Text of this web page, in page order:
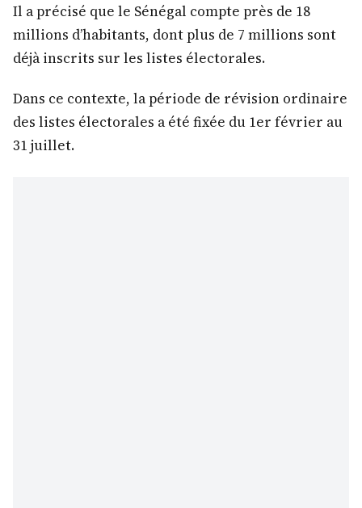
Il a précisé que le Sénégal compte près de 18
millions d’habitants, dont plus de 7 millions sont
déjà inscrits sur les listes électorales.
Dans ce contexte, la période de révision ordinaire
des listes électorales a été fixée du 1er février au
31 juillet.